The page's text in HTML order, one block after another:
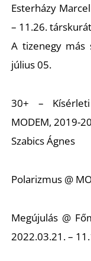
Esterházy
– 11.26.
A tizenegy más
július 05.
30+ – Kísérleti
MODEM, 2019-
Szabics Ágnes
Polarizmus @
Megújulás @
2022.03.21. –